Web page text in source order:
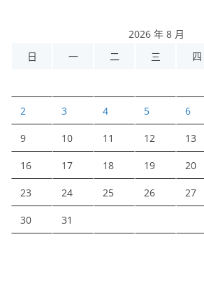
2026 年 8 月
日
一 二 三 四
2 3 4 5 6
9 10 11 12 13
16 17 18 19 20
23 24 25 26 27
30 31